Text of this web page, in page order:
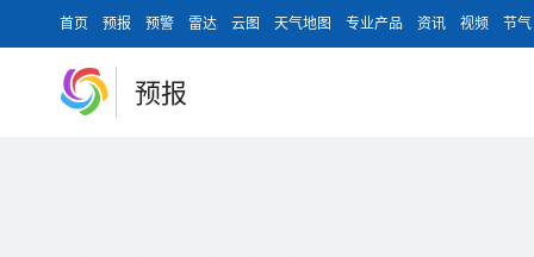
首页 预报 预警 雷达 云图 天气地图 专业产品 资讯 视频 节气
预报